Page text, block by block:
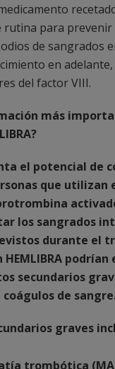
rutina para prevenir
de sangrados
en
del factor VIII.
más
el potencial de
que utilizan
los sangrados
durante el
secundarios
de
graves
trombótica